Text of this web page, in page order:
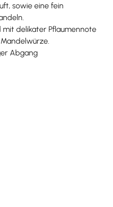
sowie eine fein
mit delikater Pflaumennote
Abgang